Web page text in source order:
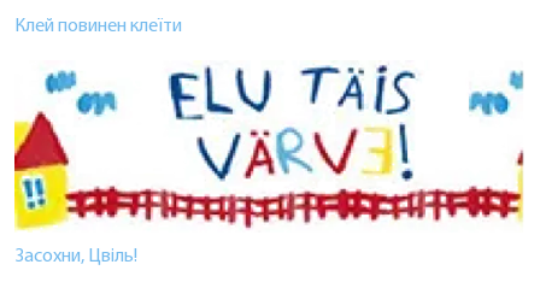
Клей повинен клеїти
Засохни, Цвіль!